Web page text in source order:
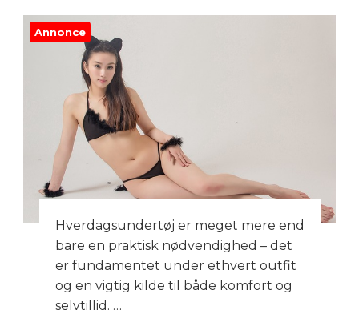
Annonce
Hverdagsundertøj er meget mere end
bare en praktisk nødvendighed – det
er fundamentet under ethvert outfit
og en vigtig kilde til både komfort og
selvtillid. …